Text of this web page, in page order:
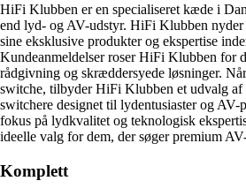
HiFi Klubben er en specialiseret kæde i
end lyd- og AV-udstyr. HiFi Klubben
sine eksklusive produkter og ekspertise
Kundeanmeldelser roser HiFi Klubben for
rådgivning og skræddersyede løsninger.
switche, tilbyder HiFi Klubben et udvalg af
switchere designet til lydentusiaster og AV-
fokus på lydkvalitet og teknologisk
ideelle valg for dem, der søger premium
Komplett